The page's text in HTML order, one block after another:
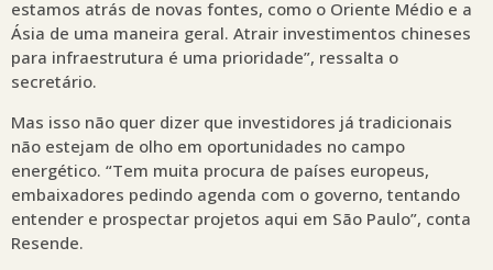
estamos atrás de novas fontes, como o Oriente Médio e a
Ásia de uma maneira geral. Atrair investimentos chineses
para infraestrutura é uma prioridade”, ressalta o
secretário.
Mas isso não quer dizer que investidores já tradicionais
não estejam de olho em oportunidades no campo
energético. “Tem muita procura de países europeus,
embaixadores pedindo agenda com o governo, tentando
entender e prospectar projetos aqui em São Paulo”, conta
Resende.